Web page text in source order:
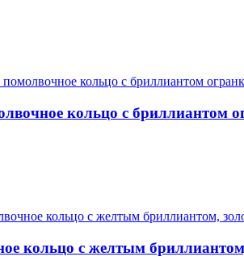
кольцо с бриллиантом
кольцо с желтым